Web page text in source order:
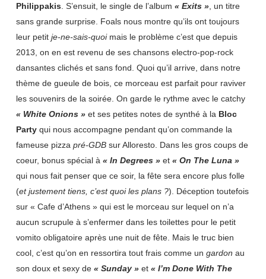
Philippakis . S’ensuit, le single de l’album « Exits », un titre
sans grande surprise. Foals nous montre qu’ils ont toujours
leur petit je-ne-sais-quoimais le problème c’est que depuis
2013, on en est revenu de ses chansons electro-pop-rock
dansantes clichés et sans fond. Quoi qu’il arrive, dans notre
thème de gueule de bois, ce morceau est parfait pour raviver
les souvenirs de la soirée. On garde le rythme avec le catchy
« White Onions »et ses petites notes de synthé à la Bloc
Partyqui nous accompagne pendant qu’on commande la
fameuse pizza pré-GDBsur Alloresto. Dans les gros coups de
coeur, bonus spécial à « In Degrees »et « On The Luna »
qui nous fait penser que ce soir, la fête sera encore plus folle
(et justement tiens, c’est quoi les plans ?). Déception toutefois
sur « Cafe d’Athens » qui est le morceau sur lequel on n’a
aucun scrupule à s’enfermer dans les toilettes pour le petit
vomito obligatoire après une nuit de fête. Mais le truc bien
cool, c’est qu’on en ressortira tout frais comme un gardon au
son doux et sexy de « Sunday »et « I’m Done With The